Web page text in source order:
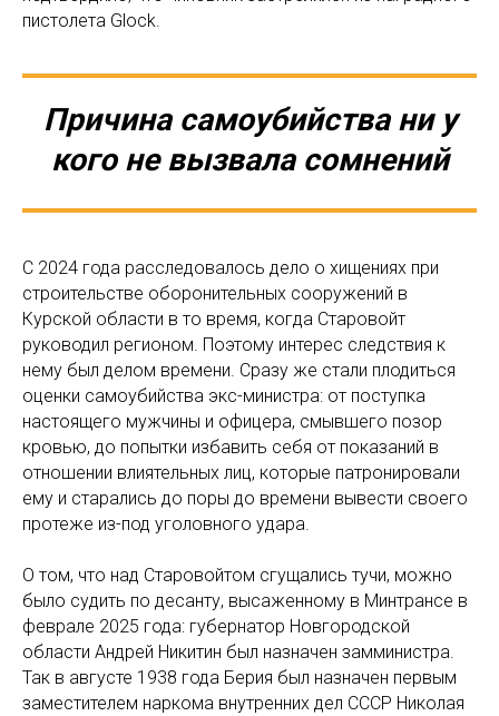
пистолета Glock.
Причина самоубийства ни у
кого не вызвала сомнений
С 2024 года расследовалось дело о хищениях при
строительстве оборонительных сооружений в
Курской области в то время, когда Старовойт
руководил регионом. Поэтому интерес следствия к
нему был делом времени. Сразу же стали плодиться
оценки самоубийства экс-министра: от поступка
настоящего мужчины и офицера, смывшего позор
кровью, до попытки избавить себя от показаний в
отношении влиятельных лиц, которые патронировали
ему и старались до поры до времени вывести своего
протеже из-под уголовного удара.
О том, что над Старовойтом сгущались тучи, можно
было судить по десанту, высаженному в Минтрансе в
феврале 2025 года: губернатор Новгородской
области Андрей Никитин был назначен замминистра.
Так в августе 1938 года Берия был назначен первым
заместителем наркома внутренних дел СССР Николая